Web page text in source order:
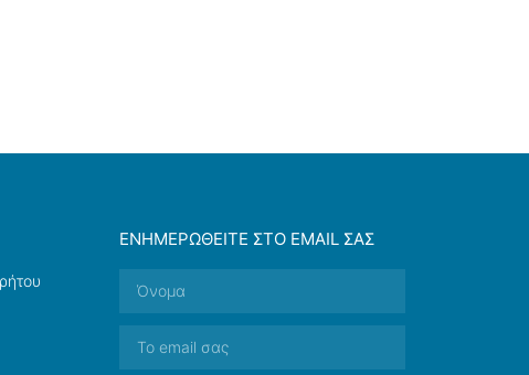
ΕΝΗΜΕΡΩΘΕΊΤΕ ΣΤΟ EMAIL ΣΑΣ